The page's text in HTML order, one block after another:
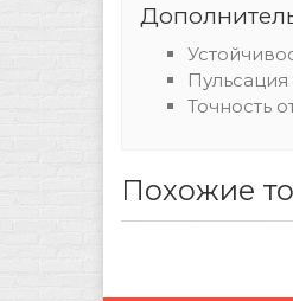
Точность
Похожие